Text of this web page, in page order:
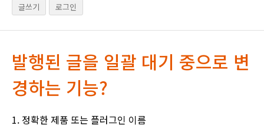
글쓰기
로그인
발행된 글을 일괄 대기 중으로 변
경하는 기능?
1. 정확한 제품 또는 플러그인 이름